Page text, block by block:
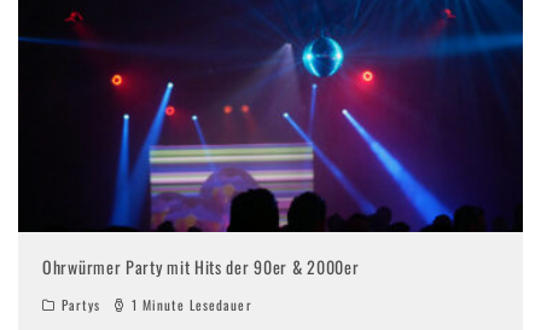
Ohrwürmer Party mit Hits der 90er & 2000er
Partys 1 Minute Lesedauer